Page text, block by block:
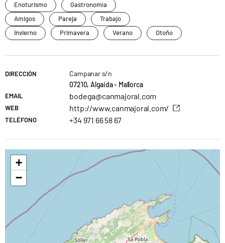
Enoturismo
Gastronomía
Amigos
Pareja
Trabajo
Invierno
Primavera Verano Otoño
DIRECCIÓN
Campanar s/n
07210, Algaida - Mallorca
EMAIL bodega@canmajoral.com
WEB http://www.canmajoral.com/
TELÉFONO +34 971 66 58 67
+
−